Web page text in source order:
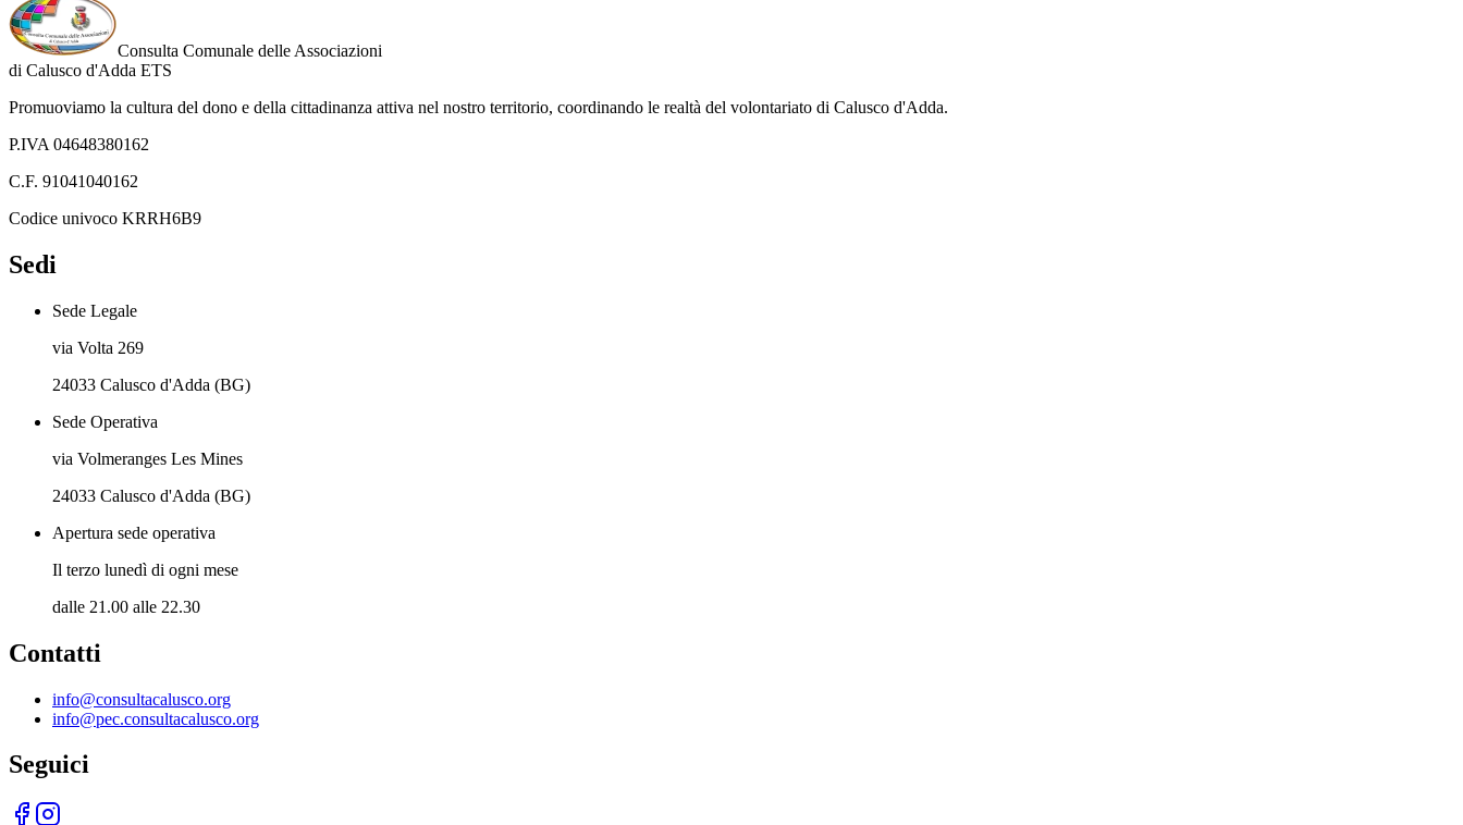
Consulta Comunale delle Associazioni
di Calusco d'Adda ETS
Promuoviamo la cultura del dono e della cittadinanza attiva nel nostro territorio, coordinando le realtà del volontariato di Calusco d'Adda.
P.IVA 04648380162
C.F. 91041040162
Codice univoco KRRH6B9
Sedi
Sede Legale
via Volta 269
24033 Calusco d'Adda (BG)
Sede Operativa
via Volmeranges Les Mines
24033 Calusco d'Adda (BG)
Apertura sede operativa
Il terzo lunedì di ogni mese
dalle 21.00 alle 22.30
Contatti
info@consultacalusco.org
info@pec.consultacalusco.org
Seguici